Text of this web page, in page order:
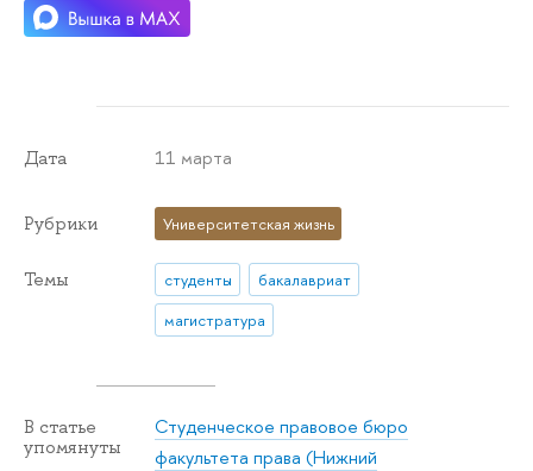
Дата 11 марта
Рубрики Университетская жизнь
Темы студенты
бакалавриат
магистратура
В статье
упомянуты
Студенческое правовое бюро
факультета права (Нижний